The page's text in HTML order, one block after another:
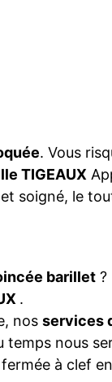
. Vous
TIGEAUX
soigné, le
barillet ?
.
nos services
temps nous
à clef